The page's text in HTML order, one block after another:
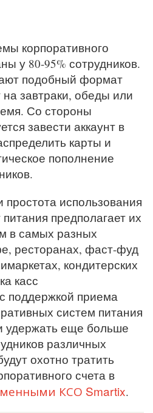
корпоративного
у 80-95% сотрудников.
подобный формат
завтраки, обеды или
Со стороны
завести аккаунт в
карты и
пополнение
простота использования
предполагает их
в самых разных
ресторанах, фаст-фуд
кондитерских
касс
поддержкой приема
систем питания
удержать еще больше
различных
охотно тратить
счета в
КСО Smartix.